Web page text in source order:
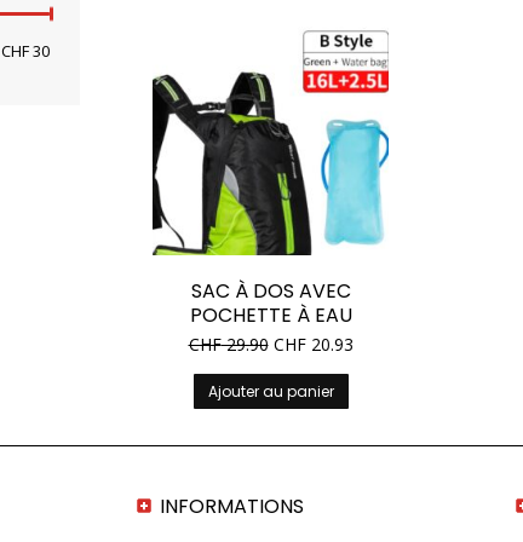
SAC À DOS AVEC
POCHETTE À EAU
CHF29.90 CHF20.93
Ajouter au panier
Prix
Prix
CHF 30
INFORMATIONS